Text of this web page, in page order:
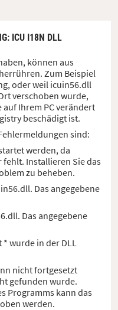
: ICU I18N DLL
können aus
Zum Beispiel
oder weil icuin56.dll
verschoben wurde,
Ihrem PC verändert
beschädigt ist.
sind:
werden, da
Installieren Sie das
zu beheben.
Das angegebene
Das angegebene
wurde in der DLL
nicht fortgesetzt
gefunden wurde.
Programms kann das
werden.